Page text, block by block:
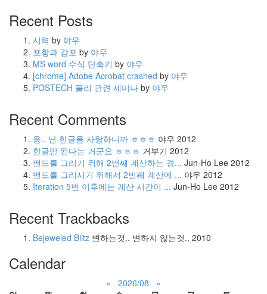
Recent Posts
시력 by 야우
포항과 감포 by 야우
MS word 수식 단축키 by 야우
[chrome] Adobe Acrobat crashed by 야우
POSTECH 물리 관련 세미나 by 야우
Recent Comments
응.. 난 한글을 사랑하니까 ㅎㅎㅎ 야우 2012
한글만 된다는 거군요 ㅎㅎㅎ 거부기 2012
밴드를 그리기 위해 2번째 계산하는 경... Jun-Ho Lee 2012
밴드를 그리시기 위해서 2번째 계산에 ... 야우 2012
Iteration 5번 이후에는 계산 시간이 ... Jun-Ho Lee 2012
Recent Trackbacks
Bejeweled Blitz 변하는것.. 변하지 않는것.. 2010
Calendar
« 2026/08
»